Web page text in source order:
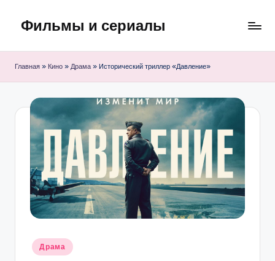
Перейти
содержимому
Фильмы и сериалы
Главная » Кино » Драма » Исторический триллер «Давление»
Опубликовано
Драма